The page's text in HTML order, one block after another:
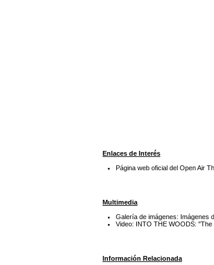
Enlaces de Interés
Página web oficial del Open Air
Multimedia
Galería de imágenes: Imágenes
Video: INTO THE WOODS:
Información Relacionada